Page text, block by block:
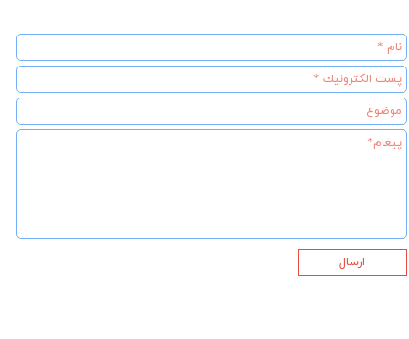
ارسال